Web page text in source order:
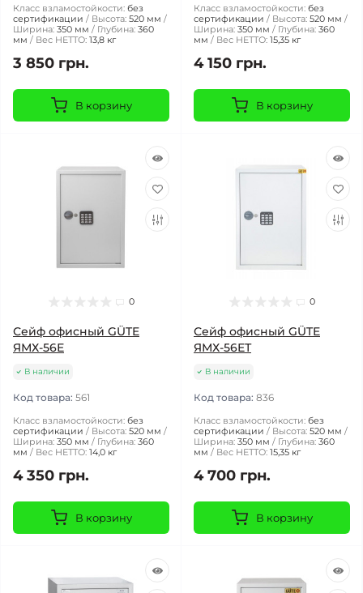
Класс взламостойкости: без
сертификации
Высота: 520 мм
Ширина: 350 мм Глубина: 360
мм
Вес НЕТТО: 13,8 кг
3 850 грн.
В корзину
Класс взламостойкости: без
сертификации
Высота: 520 мм
Ширина: 350 мм Глубина: 360
мм
Вес НЕТТО: 15,35 кг
4 150 грн.
В корзину
0
Сейф офисный GÜTE
ЯМХ-56Е
В наличии
Код товара: 561
Класс взламостойкости: без
сертификации
Высота: 520 мм
Ширина: 350 мм Глубина: 360
мм
Вес НЕТТО: 14,0 кг
4 350 грн.
В корзину
0
Сейф офисный GÜTE
ЯМХ-56ЕТ
В наличии
Код товара: 836
Класс взламостойкости: без
сертификации
Высота: 520 мм
Ширина: 350 мм Глубина: 360
мм
Вес НЕТТО: 15,35 кг
4 700 грн.
В корзину